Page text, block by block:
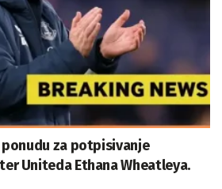
za potpisivanje
Uniteda Ethana Wheatleya.